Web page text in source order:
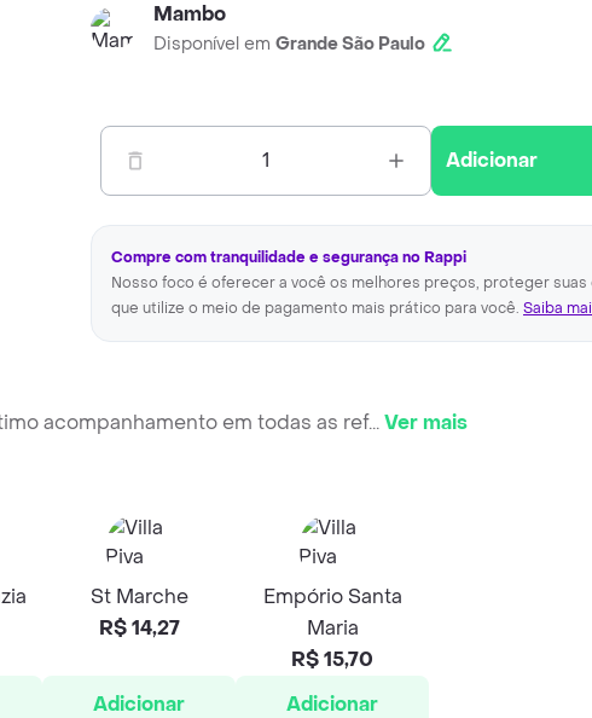
Mambo
Disponível em Grande São Paulo
1 Adicionar
Compre com tranquilidade e segurança no Rappi
Nosso foco é oferecer a você os melhores preços, proteger
que utilize o meio de pagamento mais prático para você. Saiba
acompanhamento em todas as ref...Ver mais
St Marche
R$ 14,27
Adicionar
Empório Santa
Maria
R$ 15,70
Adicionar